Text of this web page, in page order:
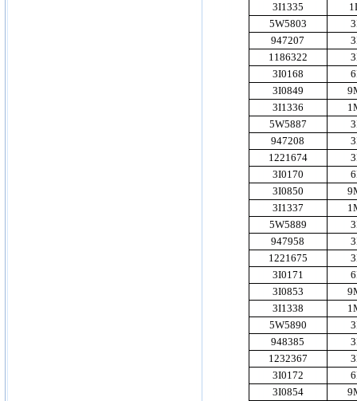
3I1335
5W5803
947207
1186322
3I0168
3I0849
3I1336
5W5887
947208
1221674
3I0170
3I0850
3I1337
5W5889
947958
1221675
3I0171
3I0853
3I1338
5W5890
948385
1232367
3I0172
3I0854